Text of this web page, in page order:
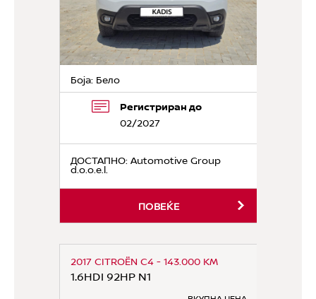
Боја: Бело
Регистриран до
02/2027
ДОСТАПНО: Automotive Group
d.o.o.e.l.
ПОВЕЌЕ
2017 CITROËN C4 - 143.000 KM
1.6HDI 92HP N1